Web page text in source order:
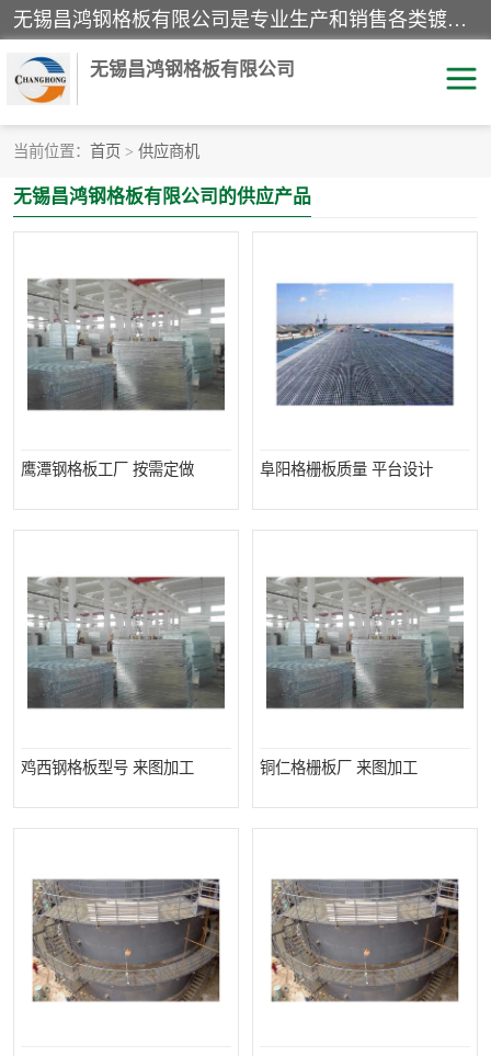
无锡昌鸿钢格板有限公司是专业生产和销售各类镀锌钢格板、镀锌钢格栅、不锈钢钢格及其相关产品的现代化企业。公司产品广泛运用于石油、化工、港口、电力、运输、造纸、医药、钢铁、食品、市政、房地产、制造业等各个领域。
无锡昌鸿钢格板有限公司
当前位置： 首页 > 供应商机
无锡昌鸿钢格板有限公司的供应产品
鹰潭钢格板工厂 按需定做 阜阳格栅板质量 平台设计
鸡西钢格板型号 来图加工 铜仁格栅板厂 来图加工
镀锌钢格板 不锈钢钢格板
栏杆 钢格栅
齿形钢格板 钢格板
热镀锌钢格板 复合钢格板
钢格栅踏步板 插接钢格板
整流格栅